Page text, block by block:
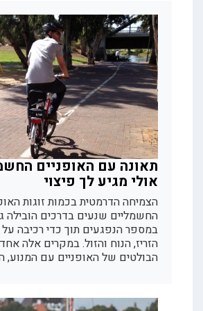
תאונה עם האופניים החשמליים?
אולי מגיע לך פיצוי
הצמיחה הדרמטית בכמות זוגות האופניים
החשמליים שנעים בדרכים הובילה גם לגידול
במספר הנפגעים תוך כדי רכיבה על כלי הרכב
הזריז, הנוח והזול. במקרים אלה אחד היתרונות
הבולטים של האופניים עם המנוע, היעדר ח...